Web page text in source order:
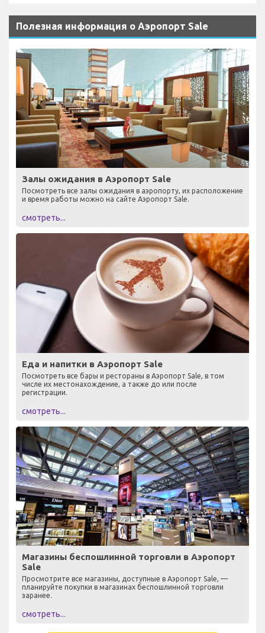
Полезная информация о Аэропорт Sale
Залы ожидания в Аэропорт Sale
Посмотреть все залы ожидания в аэропорту, их расположение
и время работы можно на сайте Аэропорт Sale.
смотреть...
Еда и напитки в Аэропорт Sale
Посмотреть все бары и рестораны в Аэропорт Sale, в том
числе их местонахождение, а также до или после
регистрации.
смотреть...
Магазины беспошлинной торговли в Аэропорт
Sale
Просмотрите все магазины, доступные в Аэропорт Sale, —
планируйте покупки в магазинах беспошлинной торговли
заранее.
смотреть...